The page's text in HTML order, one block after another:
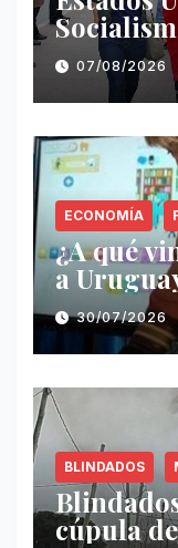
07/08/2026
ECONOMÍA
¿A qué
a
30/07/2026
BLINDADOS
cúpula